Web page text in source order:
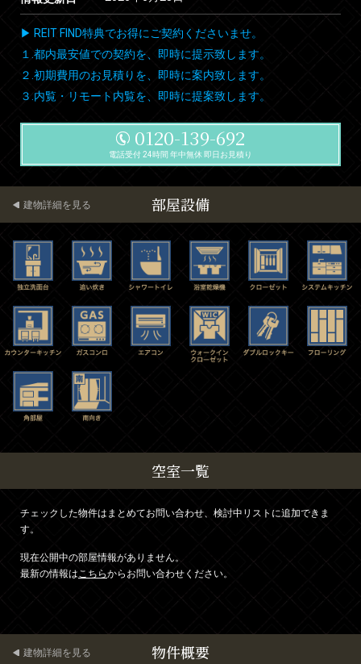
▶ REIT FIND特典でお得にご契約くださいませ。
１.都内最安値での契約を、即時に提示致します。
２.初期費用のお見積りを、即時に案内致します。
３.内覧・リモート内覧を、即時に提案致します。
0120-139-692
電話受付 24時間 年中無休 即日お見積り
部屋設備
建物詳細を見る
空室一覧
チェックした物件はまとめてお問い合わせ、検討中リストに追加できま
す。
現在公開中の部屋情報がありません。
最新の情報はこちらからお問い合わせください。
物件概要
建物詳細を見る